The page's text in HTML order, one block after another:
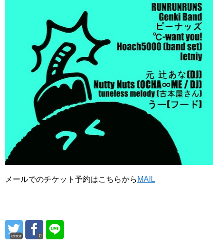
メールでのチケット予約はこちらから MAIL
error 0